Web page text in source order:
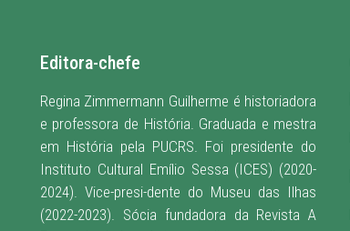
Editora-chefe
Regina Zimmermann Guilherme é historiadora
e professora de História. Graduada e mestra
em História pela PUCRS. Foi presidente do
Instituto Cultural Emílio Sessa (ICES) (2020-
2024). Vice-presi-dente do Museu das Ilhas
(2022-2023). Sócia fundadora da Revista A